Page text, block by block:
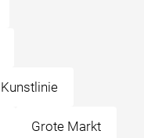
Kunstlinie
Grote Markt